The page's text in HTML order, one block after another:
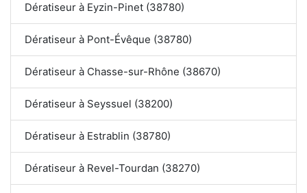
Dératiseur à Eyzin-Pinet (38780)
Dératiseur à Pont-Évêque (38780)
Dératiseur à Chasse-sur-Rhône (38670)
Dératiseur à Seyssuel (38200)
Dératiseur à Estrablin (38780)
Dératiseur à Revel-Tourdan (38270)